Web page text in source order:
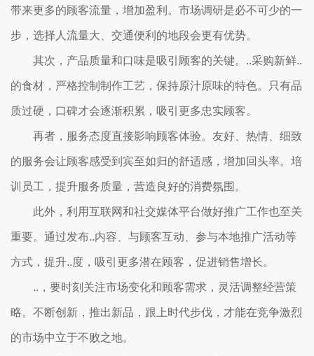
带来更多的顾客流量，增加盈利。市场调研是必不可少的一
步，选择人流量大、交通便利的地段会更有优势。
其次，产品质量和口味是吸引顾客的关键。..采购新鲜..
的食材，严格控制制作工艺，保持原汁原味的特色。只有品
质过硬，口碑才会逐渐积累，吸引更多忠实顾客。
再者，服务态度直接影响顾客体验。友好、热情、细致
的服务会让顾客感受到宾至如归的舒适感，增加回头率。培
训员工，提升服务质量，营造良好的消费氛围。
此外，利用互联网和社交媒体平台做好推广工作也至关
重要。通过发布..内容、与顾客互动、参与本地推广活动等
方式，提升..度，吸引更多潜在顾客，促进销售增长。
..，要时刻关注市场变化和顾客需求，灵活调整经营策
略。不断创新，推出新品，跟上时代步伐，才能在竞争激烈
的市场中立于不败之地。